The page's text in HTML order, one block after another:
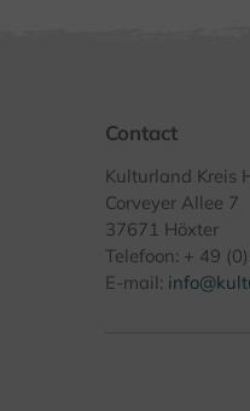
Contact
Kulturland Kreis
Corveyer Allee 7
37671 Höxter
Telefoon: + 49
E-mail: